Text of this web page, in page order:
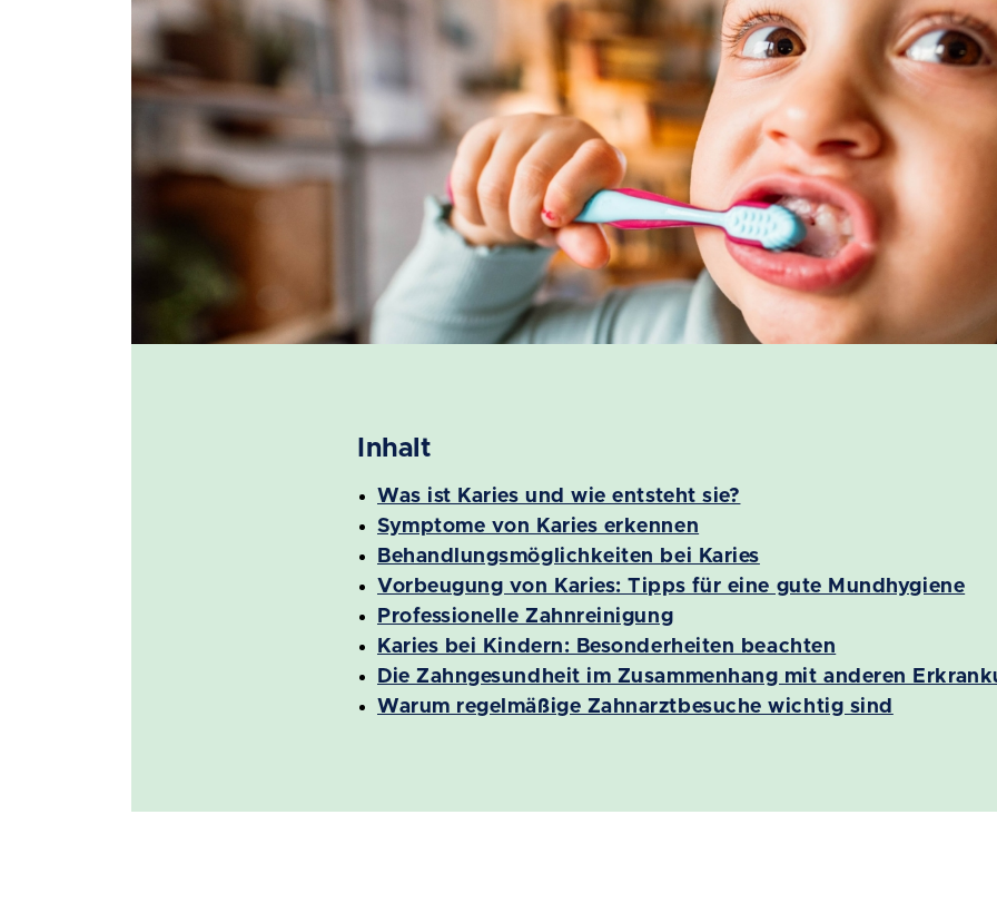
Inhalt
Was ist Karies und wie entsteht sie?
Symptome von Karies erkennen
Behandlungsmöglichkeiten bei Karies
Vorbeugung von Karies: Tipps für eine gute Mundhygiene
Professionelle Zahnreinigung
Karies bei Kindern: Besonderheiten beachten
Die Zahngesundheit im Zusammenhang mit anderen
Warum regelmäßige Zahnarztbesuche wichtig sind